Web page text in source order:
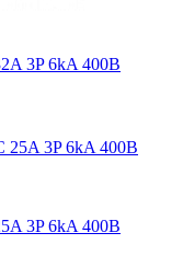
3P 6kA 400В
3P 6kA 400В